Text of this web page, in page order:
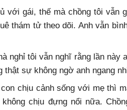
với gái, thế mà chồng tôi vẫn
thám tử theo dõi. Anh vẫn
nghỉ tôi vẫn nghĩ rằng lần này
sự không ngờ anh ngang
chịu cảnh sống với mẹ thì
chịu đựng nổi nữa.